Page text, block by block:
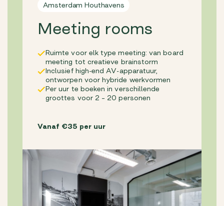
Amsterdam Houthavens
Meeting rooms
Ruimte voor elk type meeting: van board
meeting tot creatieve brainstorm
Inclusief high-end AV-apparatuur,
ontworpen voor hybride werkvormen
Per uur te boeken in verschillende
groottes voor 2 – 20 personen
Vanaf €35 per uur